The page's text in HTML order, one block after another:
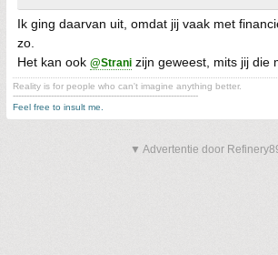
Ik ging daarvan uit, omdat jij vaak met
zo.
Het kan ook @Strani zijn geweest, mits jij die
Reality is for people who can't imagine anything better.
--------------------------------------------------------------------
Feel free to insult me.
▼ Advertentie door